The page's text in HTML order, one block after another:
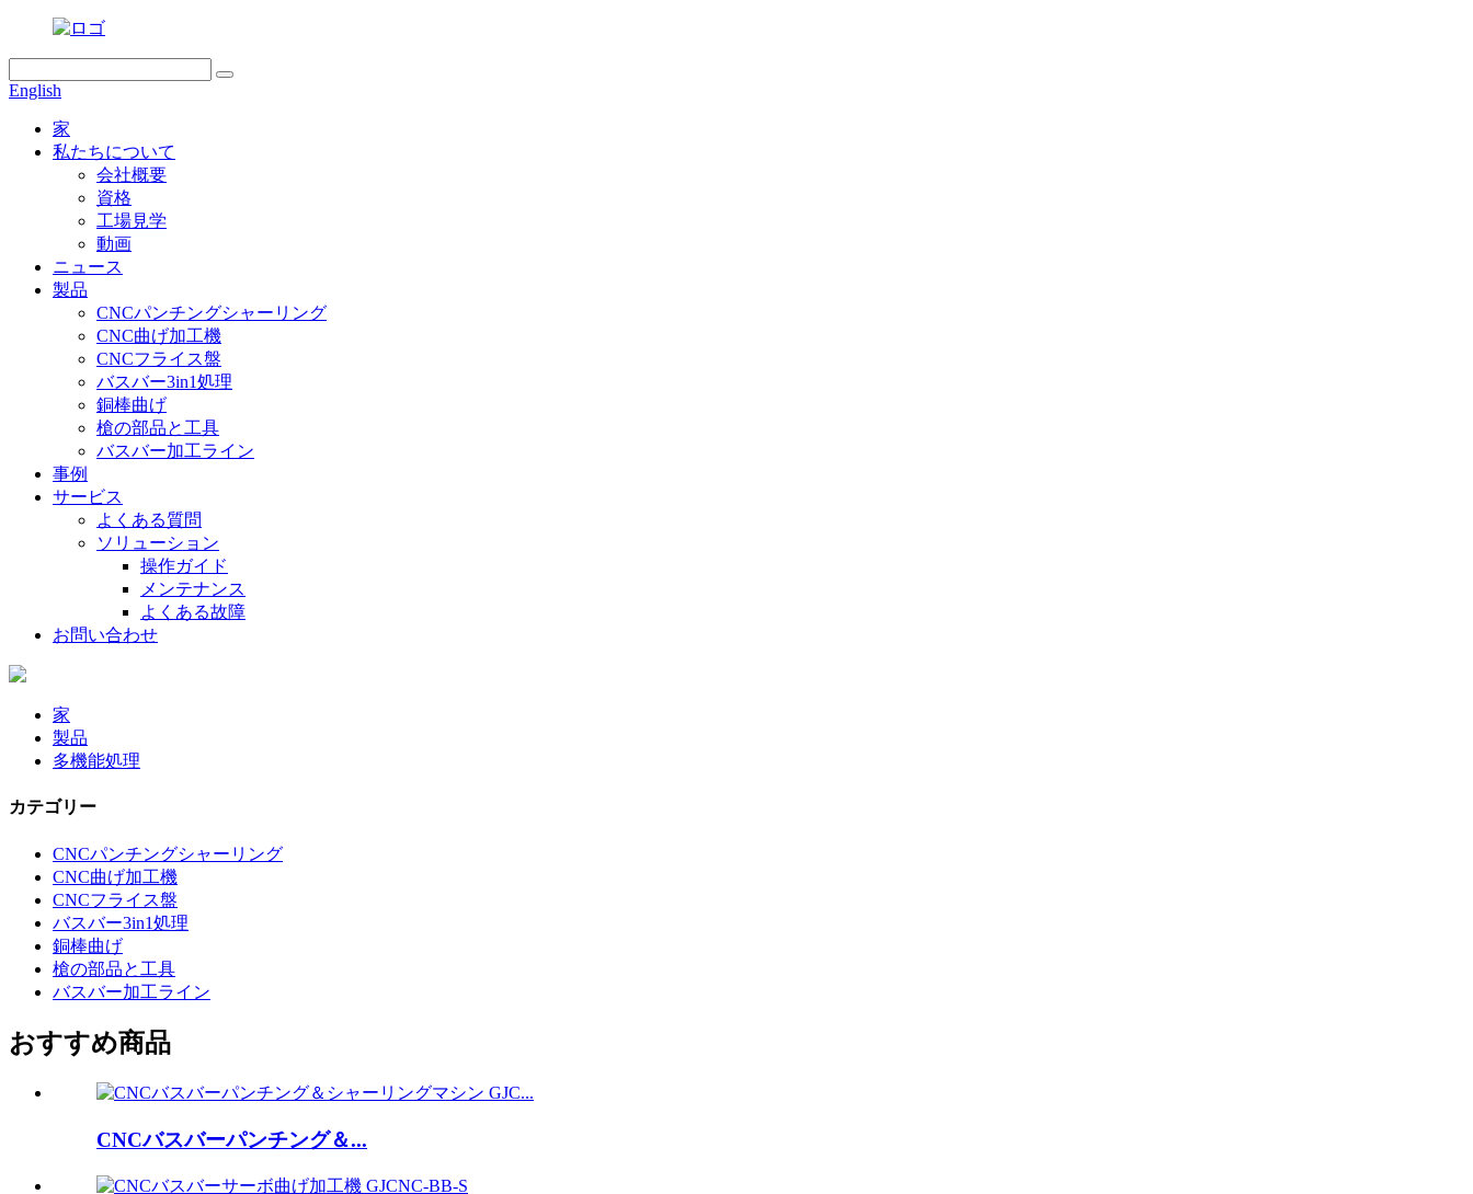
English
家
私たちについて
会社概要
資格
工場見学
動画
ニュース
製品
CNCパンチングシャーリング
CNC曲げ加工機
CNCフライス盤
バスバー3in1処理
銅棒曲げ
槍の部品と工具
バスバー加工ライン
事例
サービス
よくある質問
ソリューション
操作ガイド
メンテナンス
よくある故障
お問い合わせ
家
製品
多機能処理
カテゴリー
CNCパンチングシャーリング
CNC曲げ加工機
CNCフライス盤
バスバー3in1処理
銅棒曲げ
槍の部品と工具
バスバー加工ライン
おすすめ商品
CNCバスバーパンチング＆...